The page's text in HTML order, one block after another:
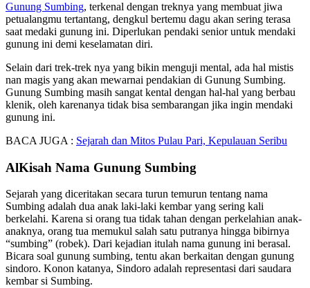
Gunung Sumbing, terkenal dengan treknya yang membuat jiwa
petualangmu tertantang, dengkul bertemu dagu akan sering terasa
saat medaki gunung ini. Diperlukan pendaki senior untuk mendaki
gunung ini demi keselamatan diri.
Selain dari trek-trek nya yang bikin menguji mental, ada hal mistis
nan magis yang akan mewarnai pendakian di Gunung Sumbing.
Gunung Sumbing masih sangat kental dengan hal-hal yang berbau
klenik, oleh karenanya tidak bisa sembarangan jika ingin mendaki
gunung ini.
BACA JUGA : Sejarah dan Mitos Pulau Pari, Kepulauan Seribu
AlKisah Nama Gunung Sumbing
Sejarah yang diceritakan secara turun temurun tentang nama
Sumbing adalah dua anak laki-laki kembar yang sering kali
berkelahi. Karena si orang tua tidak tahan dengan perkelahian anak-
anaknya, orang tua memukul salah satu putranya hingga bibirnya
“sumbing” (robek). Dari kejadian itulah nama gunung ini berasal.
Bicara soal gunung sumbing, tentu akan berkaitan dengan gunung
sindoro. Konon katanya, Sindoro adalah representasi dari saudara
kembar si Sumbing.